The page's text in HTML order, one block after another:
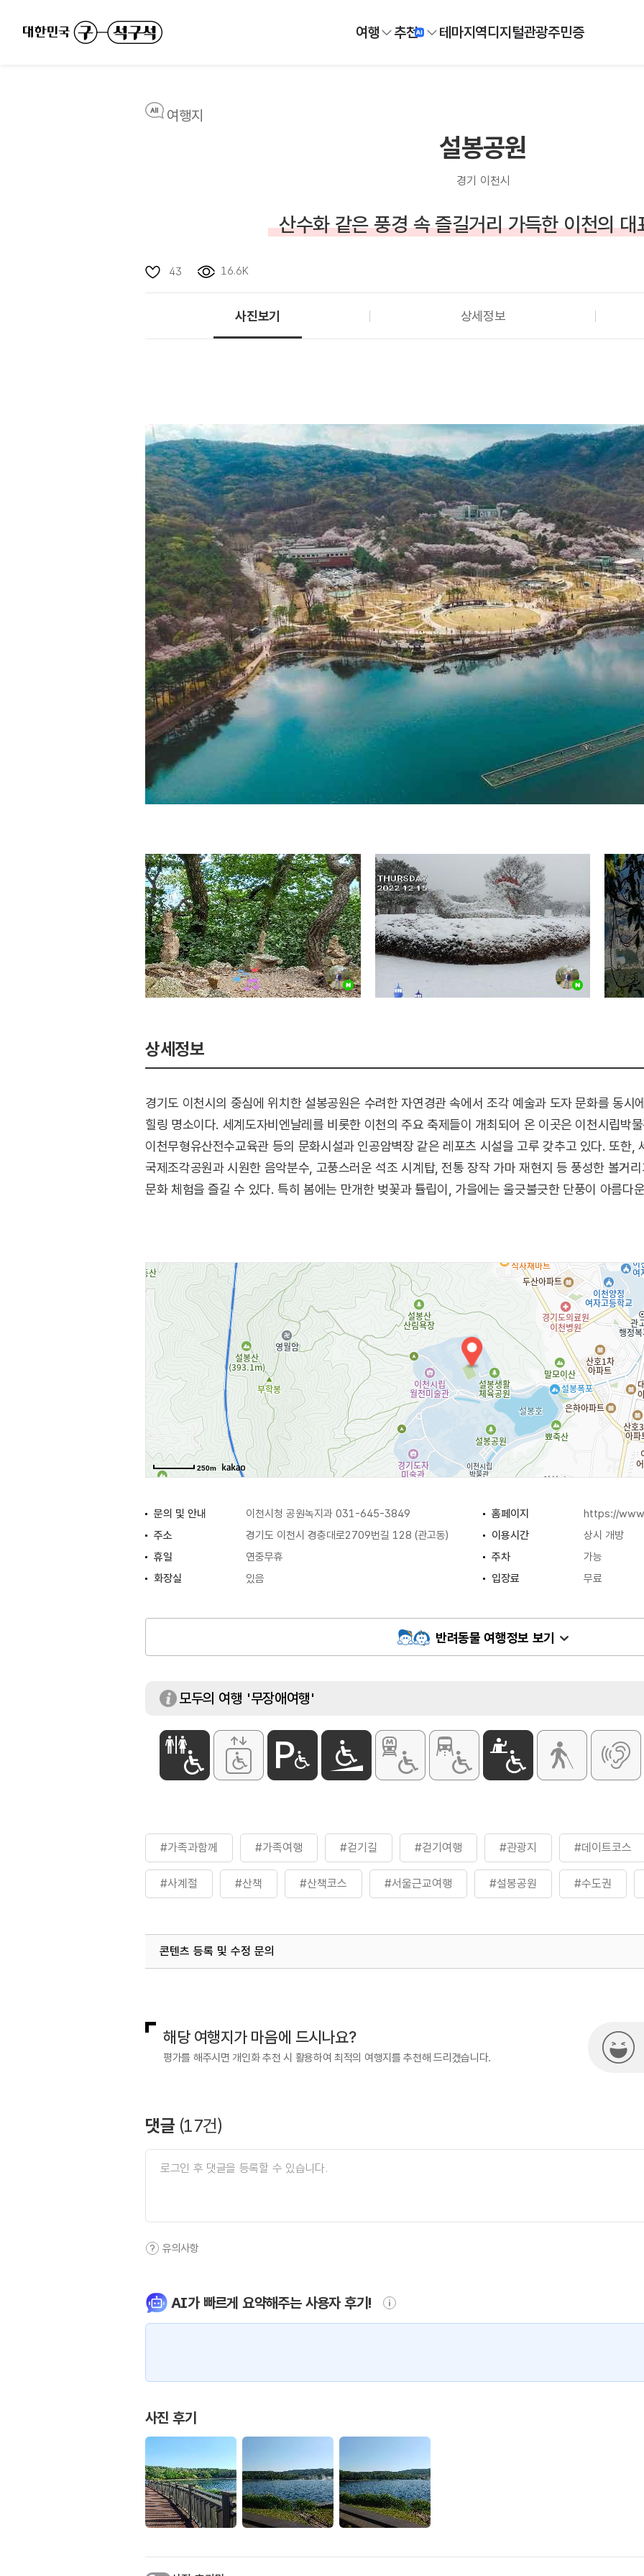
여행 추천 테마지역디지털관광주민증
여행지
설봉공원
경기 이천시
산수화 같은 풍경 속 즐길거리 가득한 이천의 대
43 16.6K
사진보기 상세정보
상세정보
경기도 이천시의 중심에 위치한 설봉공원은 수려한 자연경관 속에서 조각 예술과 도자 문화를 동시
힐링 명소이다. 세계도자비엔날레를 비롯한 이천의 주요 축제들이 개최되어 온 이곳은 이천시립박
이천무형유산전수교육관 등의 문화시설과 인공암벽장 같은 레포츠 시설을 고루 갖추고 있다. 또한,
국제조각공원과 시원한 음악분수, 고풍스러운 석조 시계탑, 전통 장작 가마 재현지 등 풍성한 볼거
문화 체험을 즐길 수 있다. 특히 봄에는 만개한 벚꽃과 튤립이, 가을에는 울긋불긋한 단풍이 아름다
250m
문의 및 안내 이천시청 공원녹지과 031-645-3849 홈페이지
https://
주소
경기도 이천시 경충대로2709번길 128 (관고동) 이용시간
상시 개방
휴일
연중무휴 주차
가능
화장실
있음 입장료 무료
반려동물 여행정보 보기
모두의 여행 '무장애여행'
#가족과함께 #가족여행 #걷기길 #걷기여행 #관광지 #데이트코스
#사계절 #산책 #산책코스 #서울근교여행 #설봉공원 #수도권
#튤립명소 #피크닉
콘텐츠 등록 및 수정 문의
해당 여행지가 마음에 드시나요?
평가를 해주시면 개인화 추천 시 활용하여 최적의 여행지를 추천해 드리겠습니다.
댓글 (17건)
유의사항
AI가 빠르게 요약해주는 사용자 후기!
사진 후기